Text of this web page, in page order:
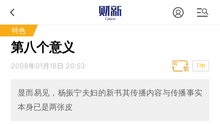
特色
第八个意义
2008年01月18日 20:53 T中
显而易见，杨振宁夫妇的新书其传播内容与传播事实
本身已是两张皮